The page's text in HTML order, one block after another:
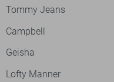
Tommy Jeans
Campbell
Geisha
Lofty Manner